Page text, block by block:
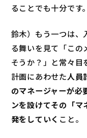
ることでも十分です。
鈴木）もう一つは、
る舞いを見て「この
そうか？」と常々目
計画にあわせた人員
のマネージャーが必
ンを設けてその「
発をしていく こと。